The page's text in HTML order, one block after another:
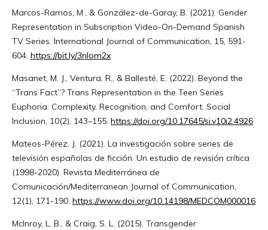
Marcos-Ramos, M., & González-de-Garay, B. (2021). Gender
Representation in Subscription Video-On-Demand Spanish
TV Series. International Journal of Communication, 15, 591-
604. https://bit.ly/3nIom2x
Masanet, M. J., Ventura, R., & Ballesté, E. (2022). Beyond the
“Trans Fact”? Trans Representation in the Teen Series
Euphoria: Complexity, Recognition, and Comfort. Social
Inclusion, 10(2), 143–155. https://doi.org/10.17645/si.v10i2.4926
Mateos-Pérez, J. (2021). La investigación sobre series de
televisión españolas de ficción. Un estudio de revisión crítica
(1998-2020). Revista Mediterránea de
Comunicación/Mediterranean Journal of Communication,
12(1), 171-190. https://www.doi.org/10.14198/MEDCOM000016
McInroy, L. B., & Craig, S. L. (2015). Transgender